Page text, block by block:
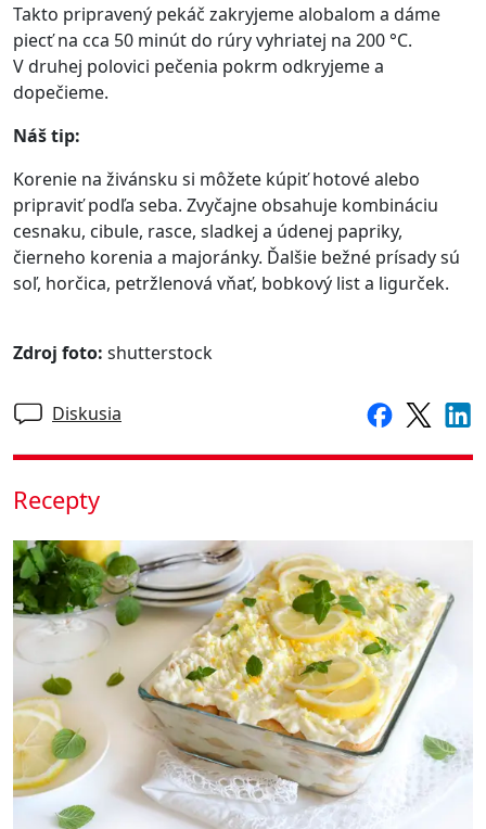
Takto pripravený pekáč zakryjeme alobalom a dáme
piecť na cca 50 minút do rúry vyhriatej na 200 °C.
V druhej polovici pečenia pokrm odkryjeme a
dopečieme.
Náš tip:
Korenie na živánsku si môžete kúpiť hotové alebo
pripraviť podľa seba. Zvyčajne obsahuje kombináciu
cesnaku, cibule, rasce, sladkej a údenej papriky,
čierneho korenia a majoránky. Ďalšie bežné prísady sú
soľ, horčica, petržlenová vňať, bobkový list a ligurček.
Zdroj foto: shutterstock
Diskusia
Recepty